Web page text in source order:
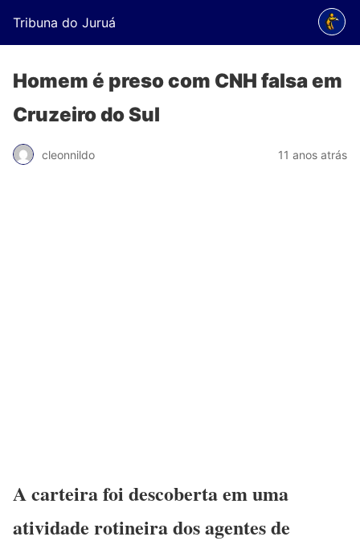
Tribuna do Juruá
Homem é preso com CNH falsa em
Cruzeiro do Sul
cleonnildo 11 anos atrás
A carteira foi descoberta em uma
atividade rotineira dos agentes de